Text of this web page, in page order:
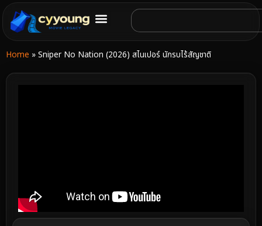
Home » Sniper No Nation (2026) สไนเปอร์ นักรบไร้สัญชาติ